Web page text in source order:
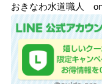
おきなわ水道職人